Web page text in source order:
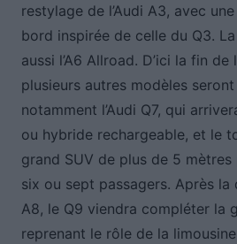
restylage de l’Audi A3, avec
bord inspirée de celle du Q3.
aussi l’A6 Allroad. D’ici la fin de
plusieurs autres modèles
notamment l’Audi Q7, qui
ou hybride rechargeable, et le
grand SUV de plus de 5
six ou sept passagers. Après la
A8, le Q9 viendra compléter la
reprenant le rôle de la